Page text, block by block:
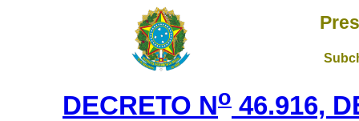
DECRETO No 46.916,